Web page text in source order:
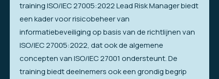
training ISO/IEC 27005:2022 Lead Risk Manager biedt
een kader voor risicobeheer van
informatiebeveiliging op basis van de richtlijnen van
ISO/IEC 27005:2022, dat ook de algemene
concepten van ISO/IEC 27001 ondersteunt. De
training biedt deelnemers ook een grondig begrip